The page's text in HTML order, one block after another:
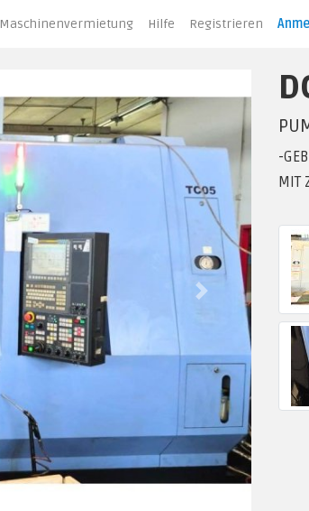
Maschinenvermietung Hilfe Registrieren
Next
-
MIT